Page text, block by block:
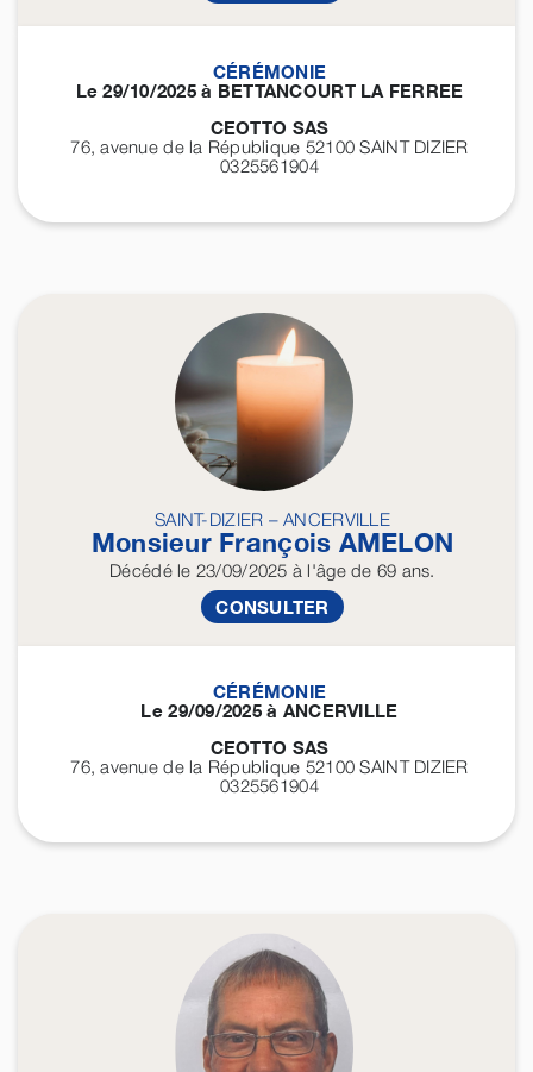
CÉRÉMONIE
Le 29/10/2025 à BETTANCOURT LA FERREE
CEOTTO SAS
76, avenue de la République 52100SAINT DIZIER
0325561904
SAINT-DIZIER – ANCERVILLE
Monsieur François AMELON
Décédéle 23/09/2025 à l'âge de 69 ans.
CONSULTER
CÉRÉMONIE
Le 29/09/2025 à ANCERVILLE
CEOTTO SAS
76, avenue de la République 52100SAINT DIZIER
0325561904